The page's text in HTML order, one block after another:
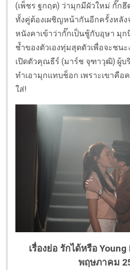
(เพ็ชร ฐกฤต) ว่ามุกมีผัวใหม่ กั๊ก
ทั้งคู่ต้องเผชิญหน้ากันอีกครั้งหลั
หนังคาเข้าว่ากั๊กเป็นชู้กับอุษา มุ
ช้ำของตัวเองทุ่มสุดตัวเพื่อจะชน
เปิดตัวคุณธีร์ (มาร์ช จุฑาวุฒิ) ผู้บริ
ทำเอามุกแทบช็อก เพราะเขาคือ
ใส่!
เรื่องย่อ รักได้หรือ Young
พฤษภาคม